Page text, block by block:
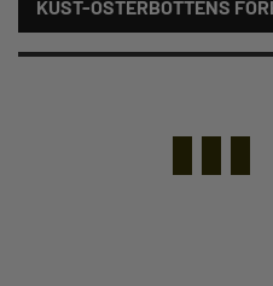
KUST-ÖSTERBOTTENS
Innehållstyp: